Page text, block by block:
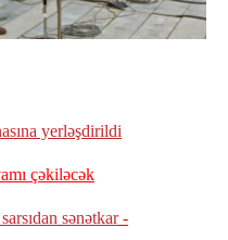
yerləşdirildi
çəkiləcək
sənətkar-